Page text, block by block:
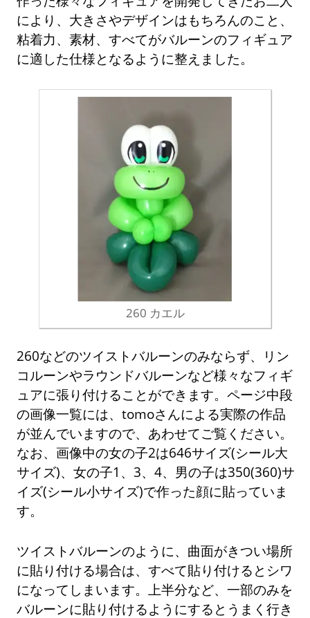
により、大きさやデザインはもちろんのこと、
粘着力、素材、すべてがバルーンのフィギュア
に適した仕様となるように整えました。
260 カエル
260などのツイストバルーンのみならず、リン
コルーンやラウンドバルーンなど様々なフィギ
ュアに張り付けることができます。ページ中段
の画像一覧には、tomoさんによる実際の作品
が並んでいますので、あわせてご覧ください。
なお、画像中の女の子2は646サイズ(シール大
サイズ)、女の子1、3、4、男の子は350(360)サ
イズ(シール小サイズ)で作った顔に貼っていま
す。
ツイストバルーンのように、曲面がきつい場所
に貼り付ける場合は、すべて貼り付けるとシワ
になってしまいます。上半分など、一部のみを
バルーンに貼り付けるようにするとうまく行き